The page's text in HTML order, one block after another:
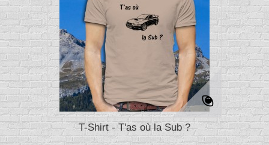
T-Shirt - T'as où la Sub ?